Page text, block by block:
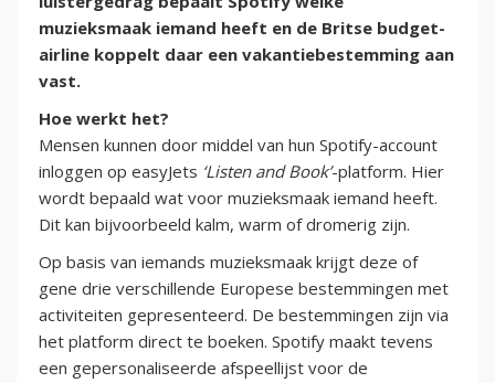
muzieksmaak iemand heeft en de Britse budget-
airline koppelt daar een vakantiebestemming aan
vast.
Hoe werkt het?
Mensen kunnen door middel van hun Spotify-account
inloggen op easyJets ‘Listen and Book’-platform. Hier
wordt bepaald wat voor muzieksmaak iemand heeft.
Dit kan bijvoorbeeld kalm, warm of dromerig zijn.
Op basis van iemands muzieksmaak krijgt deze of
gene drie verschillende Europese bestemmingen met
activiteiten gepresenteerd. De bestemmingen zijn via
het platform direct te boeken. Spotify maakt tevens
een gepersonaliseerde afspeellijst voor de